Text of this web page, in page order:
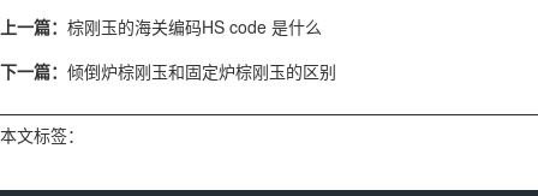
上一篇： 棕刚玉的海关编码HS code 是什么
下一篇： 倾倒炉棕刚玉和固定炉棕刚玉的区别
本文标签：